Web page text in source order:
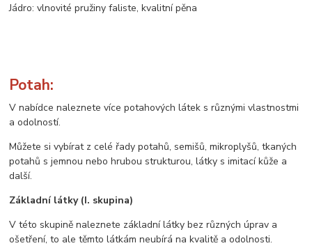
Jádro: vlnovité pružiny faliste, kvalitní pěna
Potah:
V nabídce naleznete více potahových látek s různými vlastnostmi
a odolností.
Můžete si vybírat z celé řady potahů, semišů, mikroplyšů, tkaných
potahů s jemnou nebo hrubou strukturou, látky s imitací kůže a
další.
Základní látky (I. skupina)
V této skupině naleznete základní látky bez různých úprav a
ošetření, to ale těmto látkám neubírá na kvalitě a odolnosti.